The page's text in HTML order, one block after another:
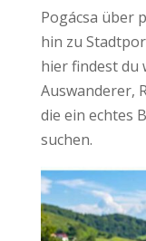
Pogácsa über
hin zu
hier findest du
Auswanderer,
die ein echtes
suchen.